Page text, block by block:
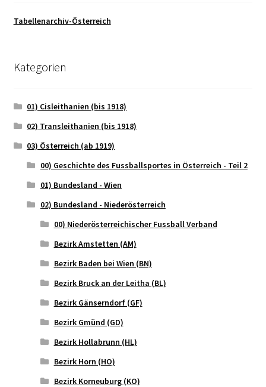
Tabellenarchiv-Österreich
Kategorien
01) Cisleithanien (bis 1918)
02) Transleithanien (bis 1918)
03) Österreich (ab 1919)
00) Geschichte des Fussballsportes in Österreich - Teil 2
01) Bundesland - Wien
02) Bundesland - Niederösterreich
00) Niederösterreichischer Fussball Verband
Bezirk Amstetten (AM)
Bezirk Baden bei Wien (BN)
Bezirk Bruck an der Leitha (BL)
Bezirk Gänserndorf (GF)
Bezirk Gmünd (GD)
Bezirk Hollabrunn (HL)
Bezirk Horn (HO)
Bezirk Korneuburg (KO)